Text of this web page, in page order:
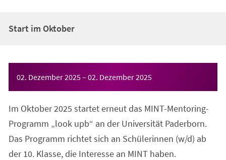
Start im Oktober
02. Dezember 2025– 02. Dezember 2025
Im Oktober 2025 startet erneut das MINT-Mentoring-
Programm „look upb“ an der Universität Paderborn.
Das Programm richtet sich an Schülerinnen (w/d) ab
der 10. Klasse, die Interesse an MINT haben.